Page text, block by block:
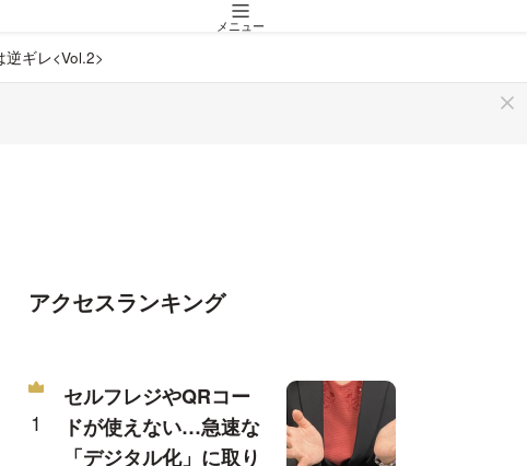
メニュー
ギレ<Vol.2>
アクセスランキング
セルフレジやQRコー
ドが使えない…急速な
「デジタル化」に取り